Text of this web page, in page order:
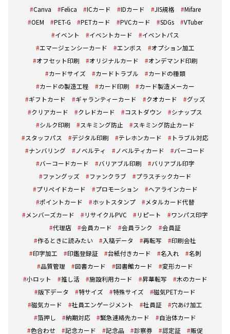
Canva Felica ICカード IDカード JIS規格
Mifare
OEM
PET-G PETカード PVCカード SDGs
VTuber
イベント
イベントカード
イベントパス
エマージェンシーカード
エンボス
オプション加工
オフセット印刷
オリジナルカード
オンデマンド印刷
カードサイズ
カードトラブル
カードの種類
カードの製造工程
カード印刷
カード製造メーカー
ギフトカード
ギャランティーカード クオカード
グッズ
クリアカード
クレドカード コストダウン
シナップス
シルク印刷
スキミング防止
スキミング防止カード
スタッフパス
デジタル印刷 テレホンカード
トラブル対応
ナンバリング
ノベルティ ノベルティカード
バーコード
バーコードカード
バリアブル印刷
バリアブル印字
ファングッズ
ファンクラブ
プラスチックカード
プリペイドカード
プロモーション
ヘアラインカード
ポイントカード
ホットスタンプ
メタルカード代替
メンバーズカード
リサイクルPVC リピート
ワンパス印字
代理店
会員カード 会員ランク
会員証
作るときに読みたい
入稿データ 再転写
印刷会社
印字加工
印鑑登録証 台紙付きカード 名入れ
名刺
品質管理
図書カード 図書館カード
変形カード
小ロット
推し活 施設利用カード 昇華転写
木のカード
版下データ
特サイズ 特殊サイズ
磁気PETカード
磁気カード
社員エンゲージメント 社員証
穴あけ加工
箔押し
納期対応 緊急連絡先カード
自治体カード
色合わせ
記念カード 記念品 診察券 認定証 販促